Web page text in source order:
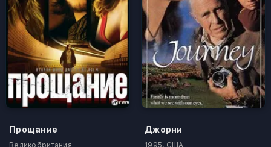
Прощание
Великобритания
Джорни
1995, США